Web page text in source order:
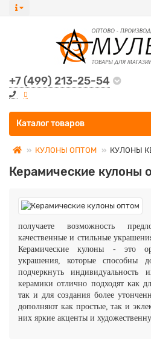
+7 (499) 213-25-54
Все категории
Каталог товаров
КУЛОНЫ ОПТОМ КУЛОНЫ
Керамические кулоны
получаете возможность
качественные и стильные
Керамические кулоны - это
украшения, которые способны
подчеркнуть индивидуальность
керамики отлично подходят как
так и для создания более
дополняют как простые, так и
них яркие акценты и